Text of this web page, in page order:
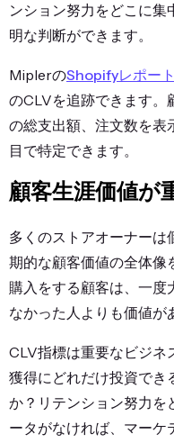
ンション努力をどこに
明な判断ができます。
MiplerのShopifyレポート
のCLVを追跡できます。
の総支出額、注文数を表
目で特定できます。
顧客生涯価値が
多くのストアオーナーは
期的な顧客価値の全体像
購入をする顧客は、一度
なかった人よりも価値が
CLV指標は重要なビジネ
獲得にどれだけ投資でき
か？リテンション努力を
ータがなければ、マーケ